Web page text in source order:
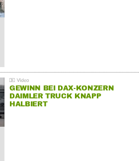
GEWINN BEI DAX-KONZERN
DAIMLER TRUCK KNAPP
HALBIERT